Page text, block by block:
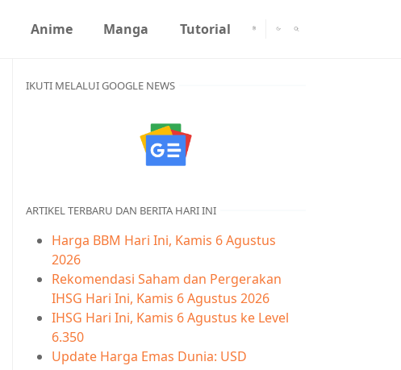
Anime Manga Tutorial
IKUTI MELALUI GOOGLE NEWS
ARTIKEL TERBARU DAN BERITA HARI INI
Harga BBM Hari Ini, Kamis 6 Agustus
2026
Rekomendasi Saham dan Pergerakan
IHSG Hari Ini, Kamis 6 Agustus 2026
IHSG Hari Ini, Kamis 6 Agustus ke Level
6.350
Update Harga Emas Dunia: USD